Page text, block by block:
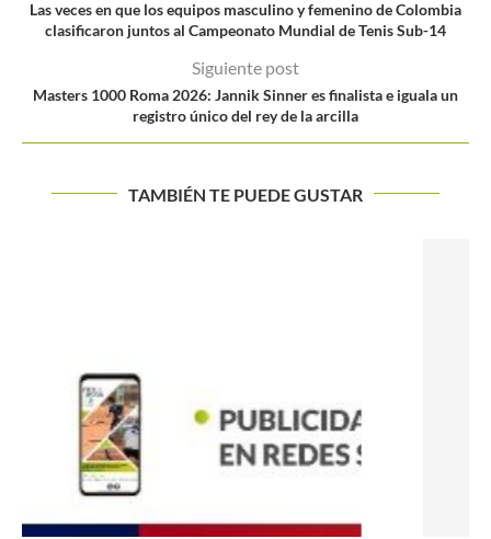
Las veces en que los equipos masculino y femenino de Colombia
clasificaron juntos al Campeonato Mundial de Tenis Sub-14
Siguiente post
Masters 1000 Roma 2026: Jannik Sinner es finalista e iguala un
registro único del rey de la arcilla
TAMBIÉN TE PUEDE GUSTAR